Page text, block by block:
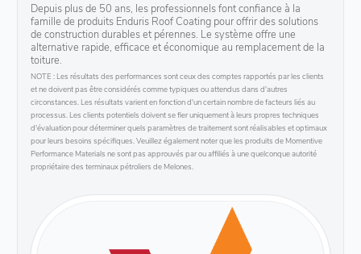
Depuis plus de 50 ans, les professionnels font confiance à la
famille de produits Enduris Roof Coating pour offrir des solutions
de construction durables et pérennes. Le système offre une
alternative rapide, efficace et économique au remplacement de la
toiture.
NOTE : Les résultats des performances sont ceux des comptes rapportés par les clients
et ne doivent pas être considérés comme typiques ou attendus dans d'autres
circonstances. Les résultats varient en fonction d'un certain nombre de facteurs liés au
processus. Les clients potentiels doivent se fier uniquement à leurs propres techniques
d'évaluation pour déterminer quels paramètres de traitement sont réalisables et optimaux
pour leurs besoins spécifiques. Veuillez également noter que les produits de Momentive
Performance Materials ne sont pas approuvés par ou affiliés à une quelconque autorité
propriétaire des terminaux pétroliers de Melones.